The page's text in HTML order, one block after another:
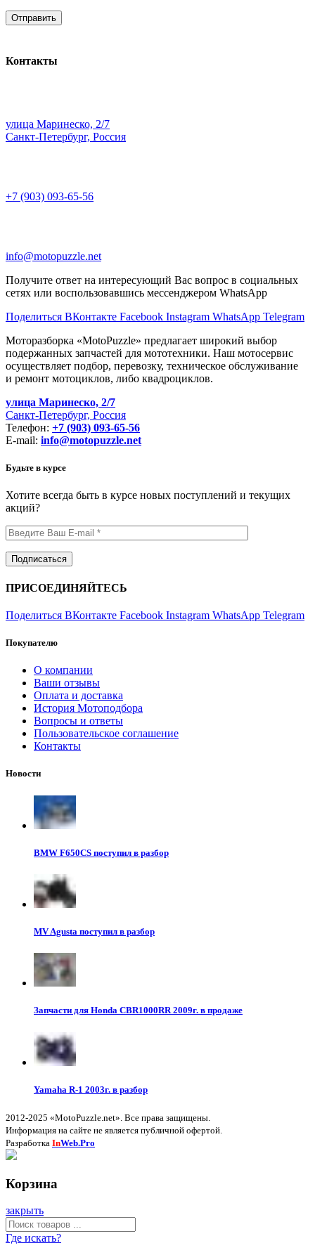
Контакты
улица Маринеско, 2/7
Санкт-Петербург, Россия
+7 (903) 093-65-56
info@motopuzzle.net
Получите ответ на интересующий Вас вопрос в социальных
сетях или воспользовавшись мессенджером WhatsApp
Поделиться ВКонтакте Facebook Instagram WhatsApp Telegram
Моторазборка «MotoPuzzle» предлагает широкий выбор
подержанных запчастей для мототехники. Наш мотосервис
осуществляет подбор, перевозку, техническое обслуживание
и ремонт мотоциклов, либо квадроциклов.
улица Маринеско, 2/7
Санкт-Петербург, Россия
Телефон: +7 (903) 093-65-56
E-mail: info@motopuzzle.net
Будьте в курсе
Хотите всегда быть в курсе новых поступлений и текущих
акций?
ПРИСОЕДИНЯЙТЕСЬ
Поделиться ВКонтакте Facebook Instagram WhatsApp Telegram
Покупателю
О компании
Ваши отзывы
Оплата и доставка
История Мотоподбора
Вопросы и ответы
Пользовательское соглашение
Контакты
Новости
BMW F650CS поступил в разбор
MV Agusta поступил в разбор
Запчасти для Honda CBR1000RR 2009г. в продаже
Yamaha R-1 2003г. в разбор
2012-2025 «MotoPuzzle.net». Все права защищены.
Информация на сайте не является публичной офертой.
Разработка InWeb.Pro
Корзина
закрыть
Где искать?